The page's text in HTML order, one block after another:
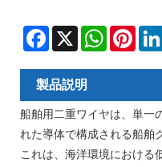
Facebook
X WhatsApp
製品説明
船舶用二重ワイヤは、単一
れた導体で構成される船舶
これは、海洋環境における